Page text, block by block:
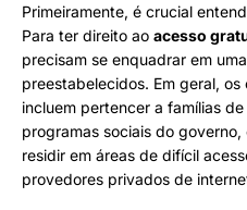
Primeiramente, é crucial
Para ter direito ao acesso
precisam se enquadrar em
preestabelecidos. Em geral,
incluem pertencer a famílias
programas sociais do governo,
residir em áreas de difícil
provedores privados de